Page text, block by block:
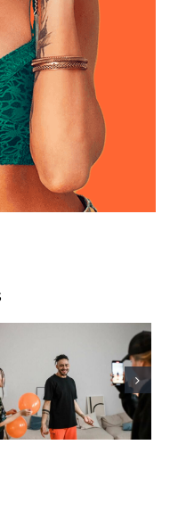
preguntas
más
buscadas
sobre las
redes